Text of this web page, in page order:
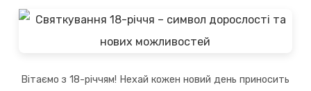
Вітаємо з 18-річчям! Нехай кожен новий день приносить